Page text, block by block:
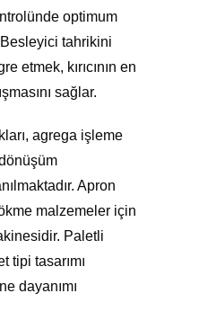
optimum
tahrikini
etmek, kırıcının en
sağlar.
agrega işleme
Apron
malzemeler için
Paletli
tipi tasarımı
dayanımı